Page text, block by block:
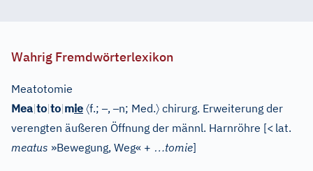
Wahrig Fremdwörterlexikon
Meatotomie
Mea|to|to|mie 〈f.;–,–n; Med.〉 chirurg. Erweiterung der
verengten äußeren Öffnung der männl. Harnröhre [< lat.
meatus »Bewegung, Weg« + …tomie]